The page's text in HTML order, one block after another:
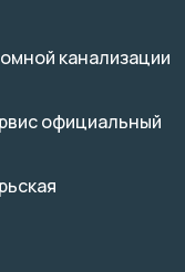
канализации
официальный